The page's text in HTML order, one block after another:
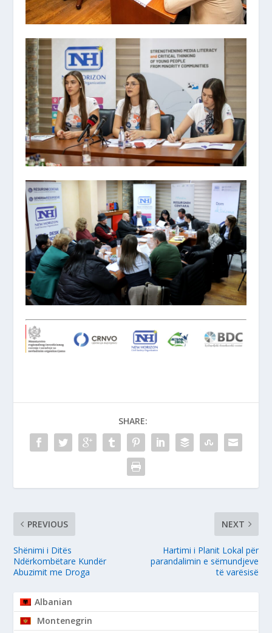
SHARE:
PREVIOUS
Shënimi i Ditës
Ndërkombëtare Kundër
Abuzimit me Droga
NEXT
Hartimi i Planit Lokal për
parandalimin e sëmundjeve
të varësisë
Albanian
Montenegrin